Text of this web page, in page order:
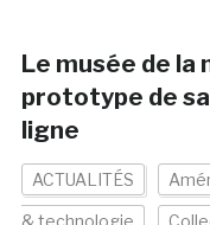
Le musée de la
prototype de
ligne
ACTUALITÉS